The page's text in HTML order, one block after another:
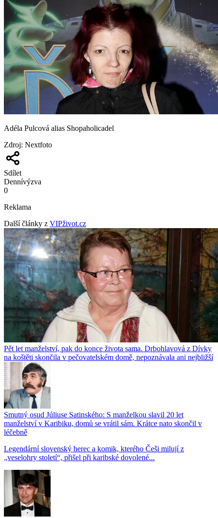
Adéla Pulcová alias Shopaholicadel
Zdroj: Nextfoto
Sdílet
Dennívýzva
0
Reklama
Další články z VIPživot.cz
Pět let manželství, pak do konce života sama. Drbohlavová z Dívky
na koštěti skončila v pečovatelském domě, nepoznávala ani nejbližší
Smutný osud Júliuse Satinského: S manželkou slavil 20 let
manželství v Karibiku, domů se vrátil sám. Krátce nato skončil v
léčebně
Legendární slovenský herec a komik, kterého Češi milují z
„veselohry století“, přišel při karibské dovolené...